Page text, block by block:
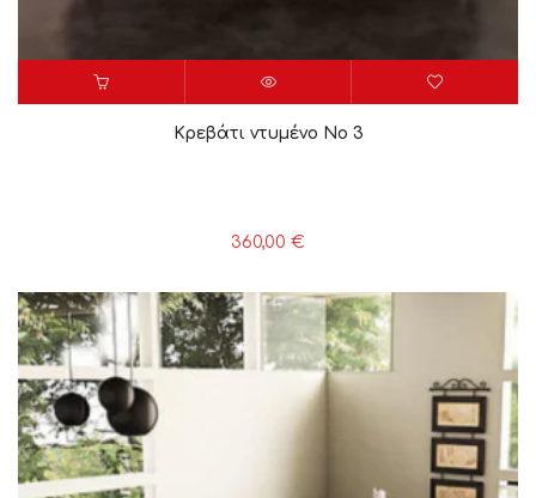
Κρεβάτι ντυμένο Νο 3
360,00 €